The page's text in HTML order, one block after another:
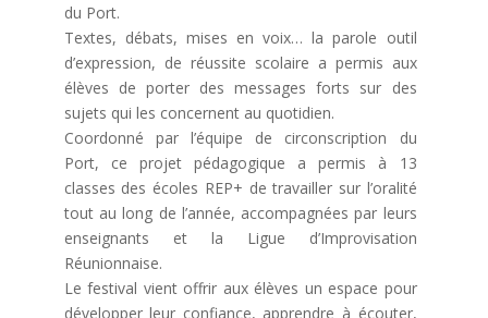
du Port.
Textes, débats, mises en voix… la parole outil
d’expression, de réussite scolaire a permis aux
élèves de porter des messages forts sur des
sujets qui les concernent au quotidien.
Coordonné par l’équipe de circonscription du
Port, ce projet pédagogique a permis à 13
classes des écoles REP+ de travailler sur l’oralité
tout au long de l’année, accompagnées par leurs
enseignants et la Ligue d’Improvisation
Réunionnaise.
Le festival vient offrir aux élèves un espace pour
développer leur confiance, apprendre à écouter,